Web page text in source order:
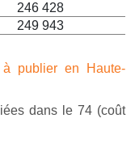
246 428
249 943
publier en Haute-
dans le 74 (coût